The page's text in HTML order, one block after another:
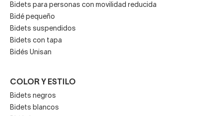
Asegúrate de escoger un grifo de doble llave, una
para el agua caliente y otra para la fría.
cerámicos.
Bidets para personas con movilidad reducida
Bidé pequeño
Bidets suspendidos
Bidets con tapa
Bidés Unisan
COLOR Y ESTILO
Bidets negros
Bidets blancos